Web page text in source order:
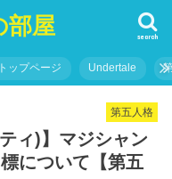
部屋 search
ップページ Undertale
第五人格
ィ)】マジシャン
について【第五